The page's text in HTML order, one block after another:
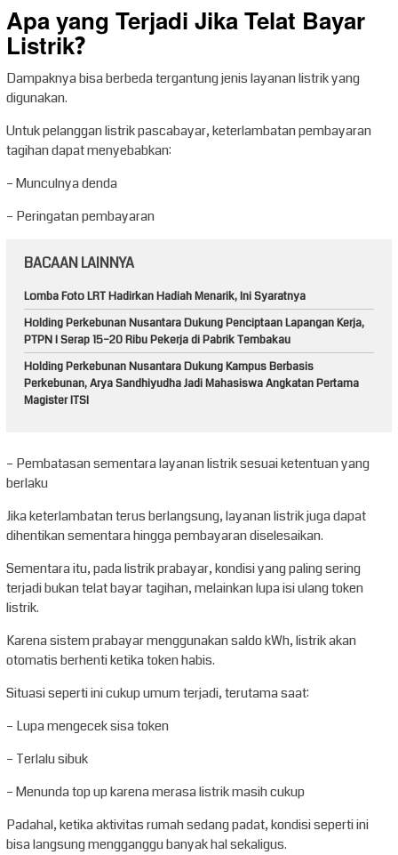
Apa yang Terjadi Jika Telat Bayar
Listrik?
Dampaknya bisa berbeda tergantung jenis layanan listrik yang
digunakan.
Untuk pelanggan listrik pascabayar, keterlambatan pembayaran
tagihan dapat menyebabkan:
– Munculnya denda
– Peringatan pembayaran
BACAAN LAINNYA
Lomba Foto LRT Hadirkan Hadiah Menarik, Ini Syaratnya
Holding Perkebunan Nusantara Dukung Penciptaan Lapangan Kerja,
PTPN I Serap 15–20 Ribu Pekerja di Pabrik Tembakau
Holding Perkebunan Nusantara Dukung Kampus Berbasis
Perkebunan, Arya Sandhiyudha Jadi Mahasiswa Angkatan Pertama
Magister ITSI
– Pembatasan sementara layanan listrik sesuai ketentuan yang
berlaku
Jika keterlambatan terus berlangsung, layanan listrik juga dapat
dihentikan sementara hingga pembayaran diselesaikan.
Sementara itu, pada listrik prabayar, kondisi yang paling sering
terjadi bukan telat bayar tagihan, melainkan lupa isi ulang token
listrik.
Karena sistem prabayar menggunakan saldo kWh, listrik akan
otomatis berhenti ketika token habis.
Situasi seperti ini cukup umum terjadi, terutama saat:
– Lupa mengecek sisa token
– Terlalu sibuk
– Menunda top up karena merasa listrik masih cukup
Padahal, ketika aktivitas rumah sedang padat, kondisi seperti ini
bisa langsung mengganggu banyak hal sekaligus.